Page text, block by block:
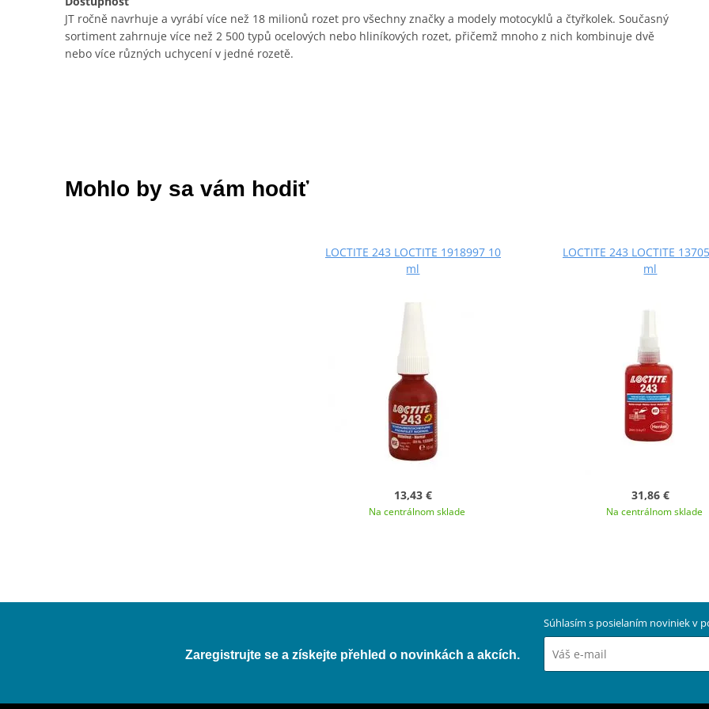
JT ročně navrhuje a vyrábí více než 18 milionů rozet pro všechny značky a modely motocyklů a čtyřkolek. Současný
sortiment zahrnuje více než 2 500 typů ocelových nebo hliníkových rozet, přičemž mnoho z nich kombinuje dvě
nebo více různých uchycení v jedné rozetě.
Mohlo by sa vám hodiť
LOCTITE 243 LOCTITE 1918997 10
ml
13,43 €
Na centrálnom sklade
LOCTITE 243 LOCTITE
ml
31,86 €
Na centrálnom sklade
Zaregistrujte se a získejte přehled o novinkách a akcích.
Súhlasím s posielaním noviniek v